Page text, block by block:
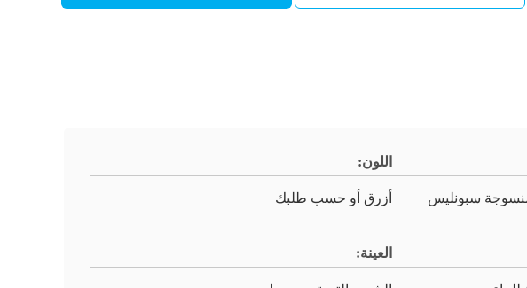
اللون:
أزرق أو حسب طلبك
العينة: